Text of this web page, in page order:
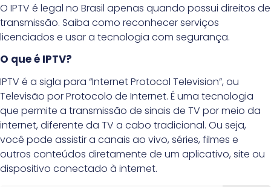
O IPTV é legal no Brasil apenas quando possui direitos de
transmissão. Saiba como reconhecer serviços
licenciados e usar a tecnologia com segurança.
O que é IPTV?
IPTV é a sigla para “Internet Protocol Television”, ou
Televisão por Protocolo de Internet. É uma tecnologia
que permite a transmissão de sinais de TV por meio da
internet, diferente da TV a cabo tradicional. Ou seja,
você pode assistir a canais ao vivo, séries, filmes e
outros conteúdos diretamente de um aplicativo, site ou
dispositivo conectado à internet.